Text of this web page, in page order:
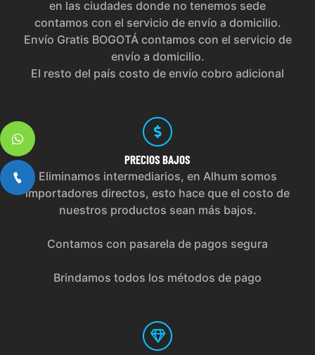
en las ciudades donde no tenemos sede
contamos con el servicio de envío a domicilio.
Envío Gratis BOGOTÁ contamos con el servicio de
envío a domicilio.
El resto del país costo de envío cobro adicional
PRECIOS BAJOS
Eliminamos intermediarios, en Alhum somos
importadores directos, esto hace que el costo de
nuestros productos sean más bajos.
Contamos con pasarela de pagos segura
Brindamos todos los métodos de pago